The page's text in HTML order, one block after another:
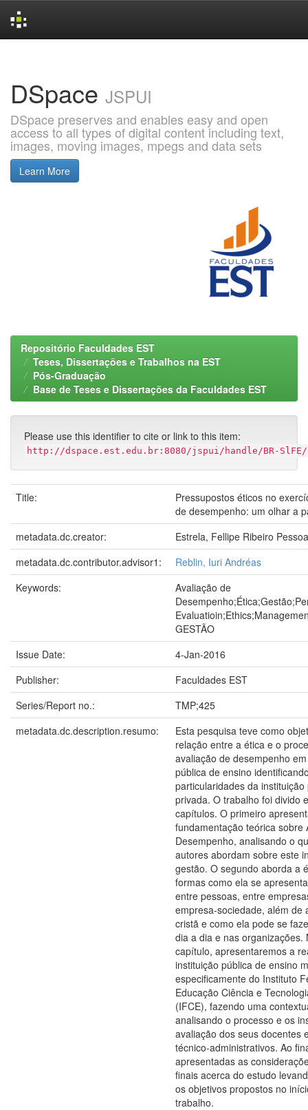
DSpace JSPUI
DSpace preserves and enables easy and open
access to all types of digital content including text,
images, moving images, mpegs and data sets
Learn More
Repositório Faculdades EST
Teses, Dissertações e Trabalhos na EST
Pós-Graduação
Base de Teses e Dissertações da Faculdades EST
Please use this identifier to cite or link to this item:
http://dspace.est.edu.br:8080/jspui/handle/BR-SlFE/
Title:
Pressupostos éticos no
de desempenho: um olhar a
metadata.dc.creator:
Estrela, Fellipe Ribeiro Pessoa
metadata.dc.contributor.advisor1:
Reblin, Iuri Andréas
Keywords:
Avaliação de
GESTÃO
Issue Date:
4-Jan-2016
Publisher:
Faculdades EST
Series/Report no.:
TMP;425
metadata.dc.description.resumo:
Esta pesquisa teve como
relação entre a ética e o
avaliação de desempenho
pública de ensino
particularidades da
privada. O trabalho foi divido
capítulos. O primeiro
fundamentação teórica sobre
Desempenho, analisando o
autores abordam sobre este
gestão. O segundo aborda a
formas como ela se
entre pessoas, entre
empresa-sociedade, além de
cristã e como ela pode se
dia a dia e nas organizações.
capítulo, apresentaremos a
instituição pública de ensino
especificamente do Instituto
Educação Ciência e
(IFCE), fazendo uma
analisando o processo e os
avaliação dos seus docentes
técnico-administrativos. Ao
apresentadas as
finais acerca do estudo
os objetivos propostos no
trabalho.